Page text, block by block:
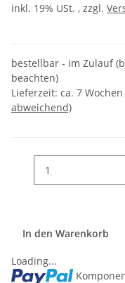
inkl. 19% USt. , zzgl.
bestellbar - im Zulauf
beachten)
Lieferzeit: ca. 7 Wochen
abweichend)
In den Warenkorb
Loading...